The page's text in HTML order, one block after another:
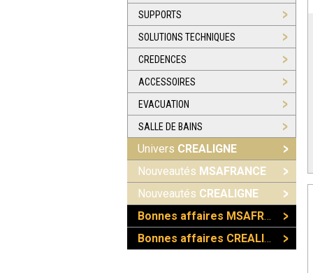
SUPPORTS
SOLUTIONS TECHNIQUES
CREDENCES
ACCESSOIRES
EVACUATION
SALLE DE BAINS
Univers CREALIGNE
Nouveautés MSAFRANCE
Nouveautés CREALIGNE
Bonnes affaires MSAFRANCE
Bonnes affaires CREALIGNE